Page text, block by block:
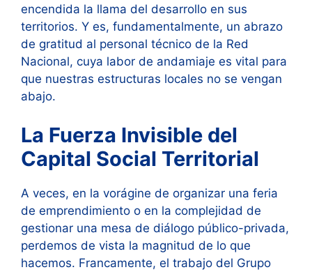
encendida la llama del desarrollo en sus
territorios. Y es, fundamentalmente, un abrazo
de gratitud al personal técnico de la Red
Nacional, cuya labor de andamiaje es vital para
que nuestras estructuras locales no se vengan
abajo.
La Fuerza Invisible del
Capital Social Territorial
A veces, en la vorágine de organizar una feria
de emprendimiento o en la complejidad de
gestionar una mesa de diálogo público-privada,
perdemos de vista la magnitud de lo que
hacemos. Francamente, el trabajo del Grupo